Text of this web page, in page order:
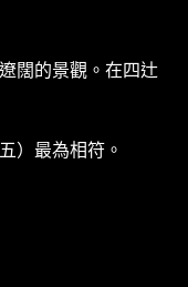
闊的景觀。在四辻
）最為相符。